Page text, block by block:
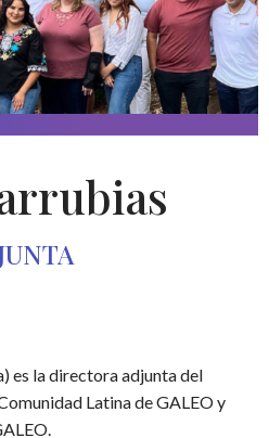
es la directora adjunta del
Latina de GALEO y